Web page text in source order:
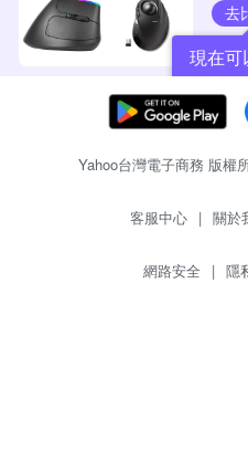
去
現在可
Yahoo台灣電子商務 版權
客服中心 | 關於
網路安全 | 隱